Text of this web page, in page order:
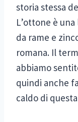
storia stessa
L’ottone è
da rame e
romana. Il
abbiamo
quindi anche
caldo di